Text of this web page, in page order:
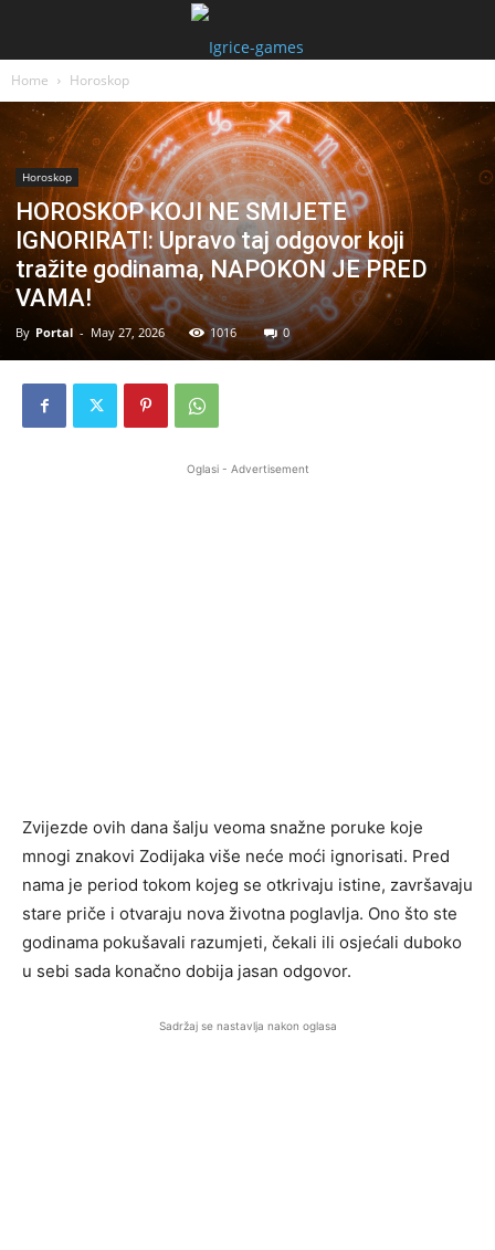
Home Horoskop
Horoskop
HOROSKOP KOJI NE SMIJETE
IGNORIRATI: Upravo taj odgovor koji
tražite godinama, NAPOKON JE PRED
VAMA!
By Portal - May 27, 2026 1016 0
Oglasi - Advertisement
Zvijezde ovih dana šalju veoma snažne poruke koje
mnogi znakovi Zodijaka više neće moći ignorisati. Pred
nama je period tokom kojeg se otkrivaju istine, završavaju
stare priče i otvaraju nova životna poglavlja. Ono što ste
godinama pokušavali razumjeti, čekali ili osjećali duboko
u sebi sada konačno dobija jasan odgovor.
Sadržaj se nastavlja nakon oglasa